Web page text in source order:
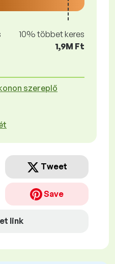
10% többet keres
1,9M Ft
szereplő
Tweet
Save
link